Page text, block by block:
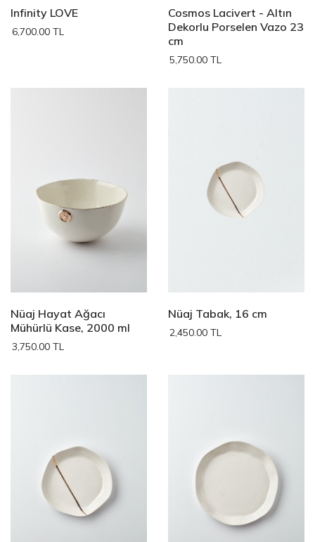
Infinity LOVE
6,700.00 TL
Cosmos Lacivert - Altın
Dekorlu Porselen Vazo 23
cm
5,750.00 TL
Nüaj Hayat Ağacı
Mühürlü Kase, 2000 ml
3,750.00 TL
Nüaj Tabak, 16 cm
2,450.00 TL